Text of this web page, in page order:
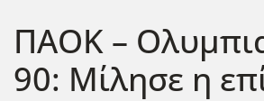
ΠΑΟΚ –
90: Μίλησε η